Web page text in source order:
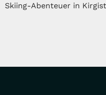
Skiing-Abenteuer in